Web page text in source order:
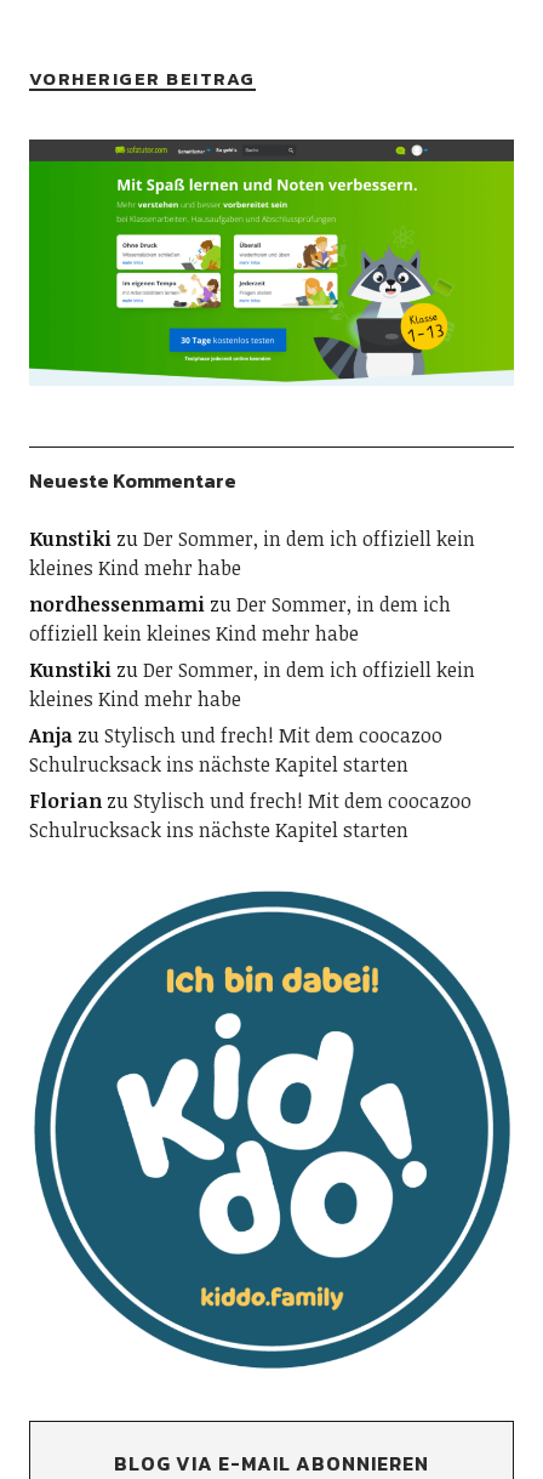
VORHERIGER BEITRAG
Neueste Kommentare
KunstikizuDer Sommer, in dem ich offiziell kein
kleines Kind mehr habe
nordhessenmamizuDer Sommer, in dem ich
offiziell kein kleines Kind mehr habe
KunstikizuDer Sommer, in dem ich offiziell kein
kleines Kind mehr habe
AnjazuStylisch und frech! Mit dem coocazoo
Schulrucksack ins nächste Kapitel starten
FlorianzuStylisch und frech! Mit dem coocazoo
Schulrucksack ins nächste Kapitel starten
BLOG VIA E-MAIL ABONNIEREN